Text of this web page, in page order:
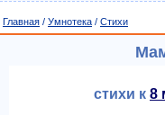
Главная / Умнотека / Cтихи
стихи к 8